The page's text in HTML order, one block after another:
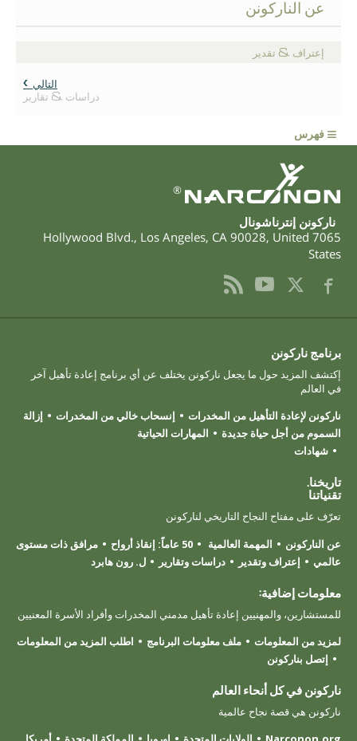
عن الناركونن
إعتراف & تقدير
التالي
دراسات & تقارير
≡فهرس
®
ناركونن إنترناشونال
7065 Hollywood Blvd.
, Los Angeles, CA 90028, United
States
برنامج ناركونن
إكتشف المزيد حول ما يجعل ناركونن يختلف عن أي برنامج إعادة تأهيل آخر
في العالم
ناركونن لإعادة التأهيل من المخدرات
إنسحاب خالي من المخدرات
إزالة
السموم من أجل حياة جديدة
المهارات الحياتية
شهادات
تاريخنا.
تقنياتنا
تعرّف على مفتاح النجاح التاريخي لناركونن
عن الناركونن
المهمة العالمية 50 عاماً: إنقاذ أرواح
مرافق ذات مستوى
عالمي
إعتراف وتقدير دراسات وتقارير ل. رون هابرد
معلومات إضافية:
للمستشارين، والمهنيين إعادة تأهيل مدمني المخدرات وأفراد الأسرة المعنيين
لمزيد من المعلومات
ملف معلومات البرنامج
اطلب المزيد من المعلومات
إتصل بناركونن
ناركونن في كل أنحاء العالم
ناركونن هي قصة نجاح عالمية